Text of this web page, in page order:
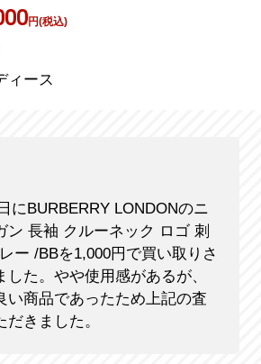
円(税込)
ィース
にBURBERRY LONDONのニ
ン 長袖 クルーネック ロゴ 刺
ー /BBを1,000円で買い取りさ
た。やや使用感があるが、
い商品であったため上記の査
きました。